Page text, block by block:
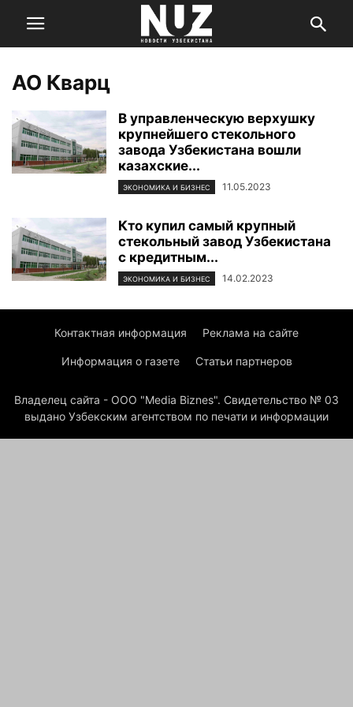
АО Кварц
В управленческую верхушку
крупнейшего стекольного
завода Узбекистана вошли
казахские...
ЭКОНОМИКА И БИЗНЕС 11.05.2023
Кто купил самый крупный
стекольный завод Узбекистана
с кредитным...
ЭКОНОМИКА И БИЗНЕС 14.02.2023
Контактная информация Реклама на сайте
Информация о газете Статьи партнеров
Владелец сайта - ООО "Media Biznes". Свидетельство № 03
выдано Узбекским агентством по печати и информации